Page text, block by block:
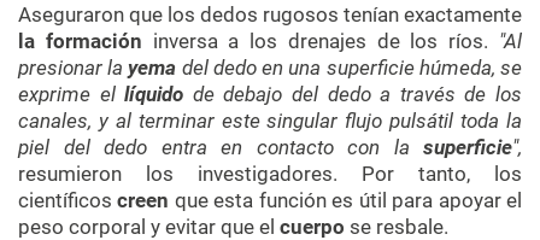
Aseguraron que los dedos rugosos tenían exactamente
la formación inversa a los drenajes de los ríos. "Al
presionar layema del dedo en una superficie húmeda, se
exprime ellíquido de debajo del dedo a través de los
canales, y al terminar este singular flujo pulsátil toda la
piel del dedo entra en contacto con la superficie",
resumieron los investigadores. Por tanto, los
científicoscreen que esta función es útil para apoyar el
peso corporal y evitar que el cuerpo se resbale.